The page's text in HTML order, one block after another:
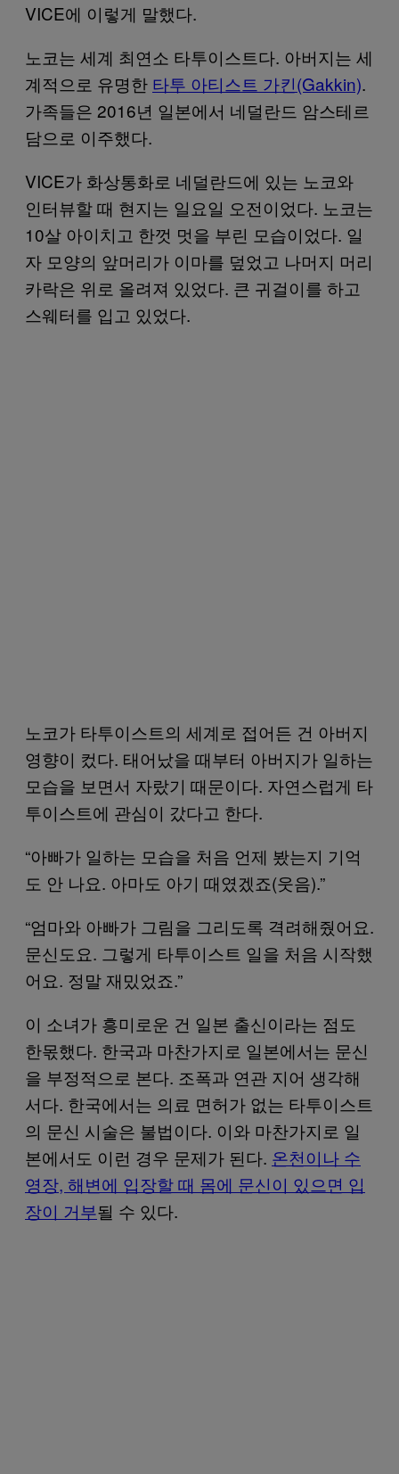
VICE에 이렇게 말했다.
노코는 세계 최연소 타투이스트다. 아버지는 세
계적으로 유명한 타투 아티스트 가킨(Gakkin).
가족들은 2016년 일본에서 네덜란드 암스테르
담으로 이주했다.
VICE가 화상통화로 네덜란드에 있는 노코와
인터뷰할 때 현지는 일요일 오전이었다. 노코는
10살 아이치고 한껏 멋을 부린 모습이었다. 일
자 모양의 앞머리가 이마를 덮었고 나머지 머리
카락은 위로 올려져 있었다. 큰 귀걸이를 하고
스웨터를 입고 있었다.
노코가 타투이스트의 세계로 접어든 건 아버지
영향이 컸다. 태어났을 때부터 아버지가 일하는
모습을 보면서 자랐기 때문이다. 자연스럽게 타
투이스트에 관심이 갔다고 한다.
“아빠가 일하는 모습을 처음 언제 봤는지 기억
도 안 나요. 아마도 아기 때였겠죠(웃음).”
“엄마와 아빠가 그림을 그리도록 격려해줬어요.
문신도요. 그렇게 타투이스트 일을 처음 시작했
어요. 정말 재밌었죠.”
이 소녀가 흥미로운 건 일본 출신이라는 점도
한몫했다. 한국과 마찬가지로 일본에서는 문신
을 부정적으로 본다. 조폭과 연관 지어 생각해
서다. 한국에서는 의료 면허가 없는 타투이스트
의 문신 시술은 불법이다. 이와 마찬가지로 일
본에서도 이런 경우 문제가 된다. 온천이나 수
영장, 해변에 입장할 때 몸에 문신이 있으면 입
장이 거부될 수 있다.